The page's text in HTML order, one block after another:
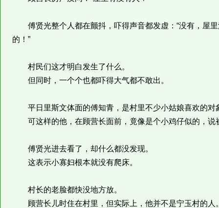
傅贤光整个人都在颤抖，吓得声音都发虚：“没有，屋里
的！”
村民们这才明白发生了什么。
但同时，一个个也都吓得大气都不敢出。
平日里斯文体面的傅知青，是村里不少小姑娘喜欢的对
可这样的他，在顾营长面前，竟像是个小鸡仔似的，说
傅贤光进去看了，却什么都没发现。
这表示小寡妇根本就没有爬床。
村长的老脸都快没地方放。
顾营长儿时住在村里，但实际上，他并不是宁玉村的人